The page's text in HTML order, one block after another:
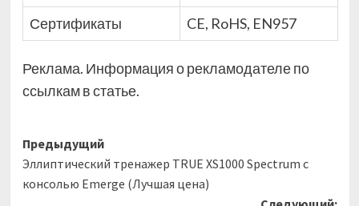
Сертификаты
CE, RoHS, EN957
Реклама. Информация о рекламодателе по
ссылкам в статье.
Навигация
записи
Предыдущий
Эллиптический тренажер TRUE XS1000 Spectrum c
консолью Emerge (Лучшая цена)